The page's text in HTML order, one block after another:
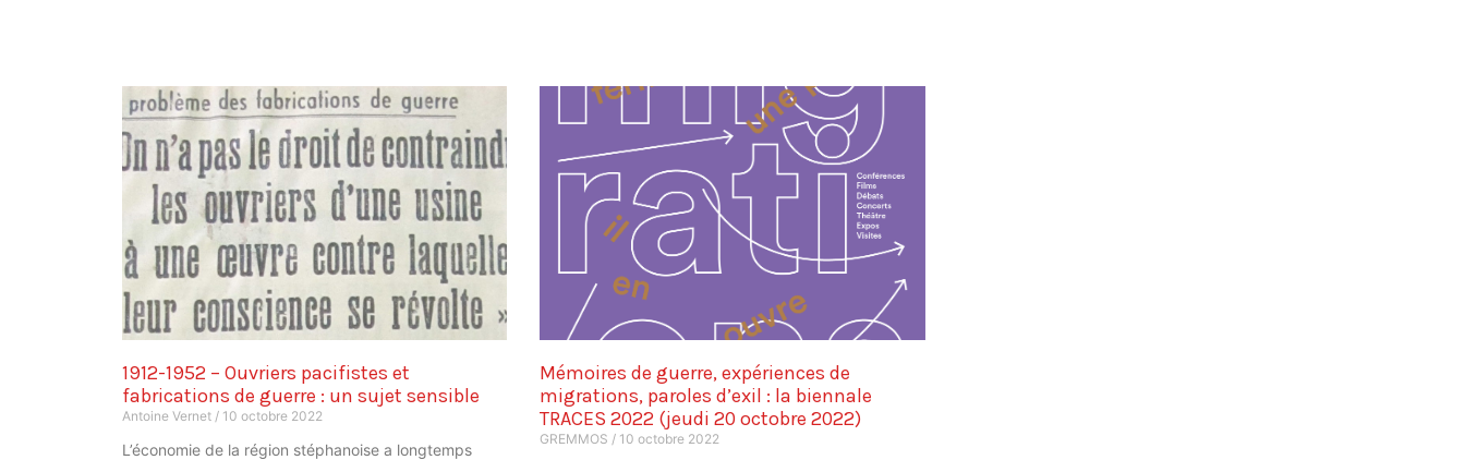
1912-1952 – Ouvriers pacifistes et
fabrications de guerre : un sujet sensible
Antoine Vernet 10 octobre 2022
L’économie de la région stéphanoise a longtemps
Mémoires de guerre, expériences de
migrations, paroles d’exil : la biennale
TRACES 2022 (jeudi 20 octobre 2022)
GREMMOS 10 octobre 2022